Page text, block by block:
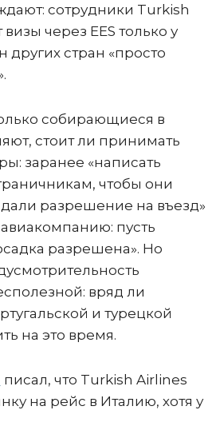
сотрудники Turkish
через EES только у
других стран «просто
собирающиеся в
стоит ли принимать
заранее «написать
чтобы они
разрешение на въезд»
пусть
разрешена». Но
вряд ли
и турецкой
на это время.
писал, что Turkish Airlines
на рейс в Италию, хотя у